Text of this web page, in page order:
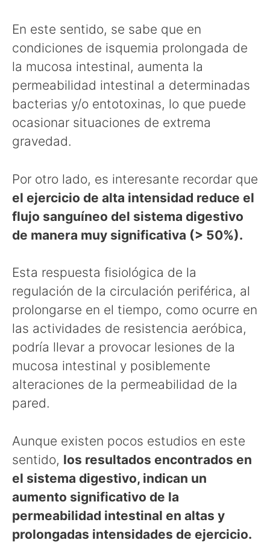
En este sentido, se sabe que en
condiciones de isquemia prolongada de
la mucosa intestinal, aumenta la
permeabilidad intestinal a determinadas
bacterias y/o entotoxinas, lo que puede
ocasionar situaciones de extrema
gravedad.
Por otro lado, es interesante recordar que
el ejercicio de alta intensidad reduce el
flujo sanguíneo del sistema digestivo
de manera muy significativa (> 50%).
Esta respuesta fisiológica de la
regulación de la circulación periférica, al
prolongarse en el tiempo, como ocurre en
las actividades de resistencia aeróbica,
podría llevar a provocar lesiones de la
mucosa intestinal y posiblemente
alteraciones de la permeabilidad de la
pared.
Aunque existen pocos estudios en este
sentido, los resultados encontrados en
el sistema digestivo, indican un
aumento significativo de la
permeabilidad intestinal en altas y
prolongadas intensidades de ejercicio.